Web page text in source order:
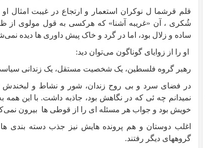
قلم قرشما ل نوکران استعمار و ارتجاع در غیبت امثال
شُکری ، آن «غریبه آشنا» که هرکسی به قول مولوی
ساده و زلال بود، اما در گرد و خاک پیش داوری ها دیده
او را از زوایای گوناگون می‌توان دید:
رهبر گروه فلسطین، یک شخصیت مستقل، یک زندانی
در فضای سرد و بی روح زندان، شور و نشاط و
نمیدانم چه ئی که در نگاهش بود، جاذبه داشت. با این همه
خویش بود و جواب هر مسئله ای را از قوطی ها بیرون
اغلب دوستان و هم پرونده هایش نیز جذب دسته بندی
گروههای دیگر رفتند.